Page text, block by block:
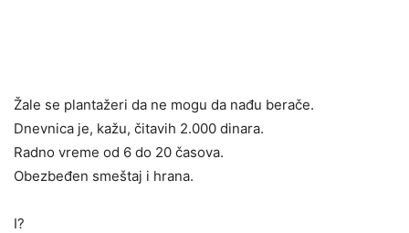
Žale se plantažeri da ne mogu da nađu berače.
Dnevnica je, kažu, čitavih 2.000 dinara.
Radno vreme od 6 do 20 časova.
Obezbeđen smeštaj i hrana.
I?